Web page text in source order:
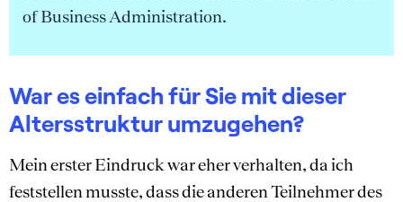
of Business Administration.
War es einfach für Sie mit dieser
Altersstruktur umzugehen?
Mein erster Eindruck war eher verhalten, da ich
feststellen musste, dass die anderen Teilnehmer des